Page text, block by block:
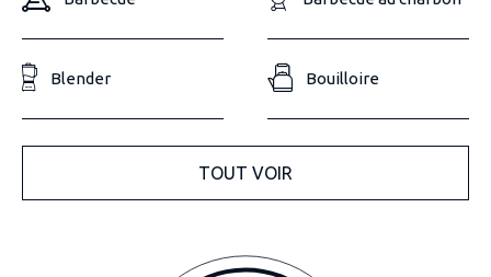
Blender Bouilloire
TOUT VOIR